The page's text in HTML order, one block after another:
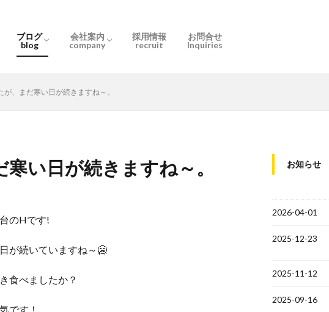
ブログ
blog
会社案内
company
採用情報
recruit
お問合せ
Inquiries
が、まだ寒い日が続きますね～。
い日が続きますね～。
のHです!
が続いていますね～🥶
食べましたか？
です！
お知らせ
2026-04-01
2025-12-23
2025-11-12
2025-09-16